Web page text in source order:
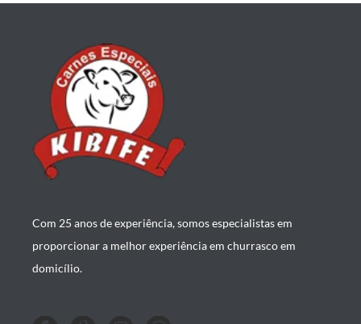
Com 25 anos de experiência, somos especialistas em
proporcionar a melhor experiência em churrasco em
domicílio.